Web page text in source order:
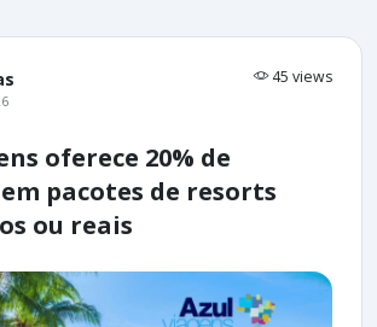
45 views
oferece 20% de
pacotes de resorts
ou reais